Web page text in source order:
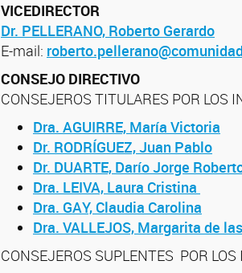
VICEDIRECTOR
Dr. PELLERANO, Roberto Gerardo
E-mail:
CONSEJO DIRECTIVO
CONSEJEROS TITULARES POR LOS
Dra. AGUIRRE, María Victoria
Dr. RODRÍGUEZ, Juan Pablo
Dr. DUARTE, Darío Jorge
Dra. LEIVA, Laura Cristina
Dra. GAY, Claudia Carolina
Dra. VALLEJOS, Margarita de
CONSEJEROS SUPLENTES POR LOS